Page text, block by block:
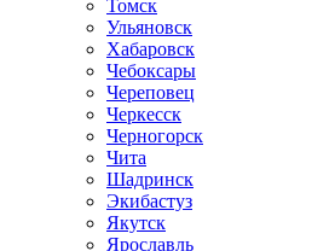
Томск
Ульяновск
Хабаровск
Чебоксары
Череповец
Черкесск
Черногорск
Чита
Шадринск
Экибастуз
Якутск
Ярославль